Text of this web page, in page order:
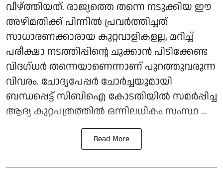
വീഴ്ത്തിയത്. രാജ്യത്തെ തന്നെ നടുക്കിയ ഈ
അഴിമതിക്ക് പിന്നിൽ പ്രവർത്തിച്ചത്
സാധാരണക്കാരായ കുറ്റവാളികളല്ല, മറിച്ച്
പരീക്ഷാ നടത്തിപ്പിന്റെ ചുക്കാൻ പിടിക്കേണ്ട
വിദഗ്ധർ തന്നെയാണെന്നാണ് പുറത്തുവരുന്ന
വിവരം. ചോദ്യപേപ്പർ ചോർച്ചയുമായി
ബന്ധപ്പെട്ട് സിബിഐ കോടതിയിൽ സമർപ്പിച്ച
ആദ്യ കുറ്റപത്രത്തിൽ ഒന്നിലധികം സംസ്ഥ ...
Read More